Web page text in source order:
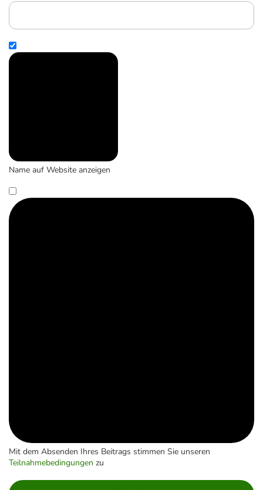
Name auf Website anzeigen
Mit dem Absenden Ihres Beitrags stimmen Sie unseren
Teilnahmebedingungen zu